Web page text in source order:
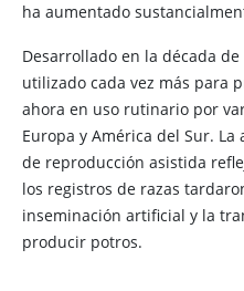
ha aumentado
Desarrollado en la década de
utilizado cada vez más para
ahora en uso rutinario por
Europa y América del Sur.
de reproducción asistida
los registros de razas
inseminación artificial y la
producir potros.